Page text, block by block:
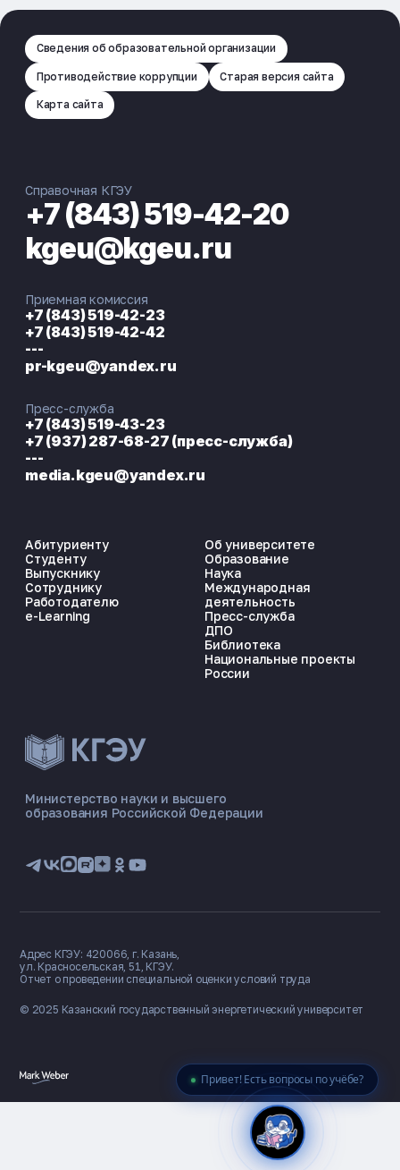
Привет! Есть вопросы по учёбе?
ЭНЕРГОКОД — ПОМОЩНИК КГЭУ
📋 Приёмная комиссия
🏠 Общежитие
Сведения об образовательной организации
Противодействие коррупции Старая версия сайта
Карта сайта
Министерство науки и высшего
образования Российской Федерации
Абитуриенту
Студенту
Выпускнику
Сотруднику
Работодателю
e-Learning
Об университете
Образование
Наука
Международная
деятельность
Пресс-служба
ДПО
Библиотека
Национальные проекты
России
Справочная КГЭУ
+7 (843) 519-42-20
kgeu@kgeu.ru
Приемная комиссия
+7 (843) 519-42-23
+7 (843) 519-42-42
---
pr-kgeu@yandex.ru
Пресс-служба
+7 (843) 519-43-23
+7 (937) 287-68-27 (пресс-служба)
---
media.kgeu@yandex.ru
© 2025 Казанский государственный энергетический университет
Адрес КГЭУ: 420066, г. Казань,
ул. Красносельская, 51, КГЭУ.
Отчет о проведении специальной оценки условий труда